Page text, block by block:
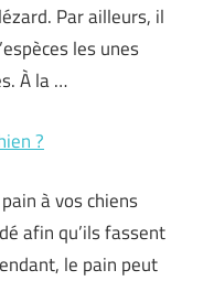
Par ailleurs, il
les unes
À la …
?
à vos chiens
afin qu’ils fassent
le pain peut